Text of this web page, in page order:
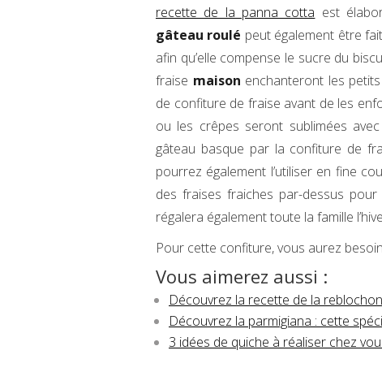
recette de la panna cotta est
gâteau roulé peut également être
afin qu’elle compense le sucre du
fraise maison enchanteront les
de confiture de fraise avant de les
ou les crêpes seront sublimées
gâteau basque par la confiture de
pourrez également l’utiliser en fine
des fraises fraiches par-dessus
régalera également toute la famille
Pour cette confiture, vous aurez besoin
Vous aimerez aussi :
Découvrez la recette de la
Découvrez la parmigiana : cette
3 idées de quiche à réaliser chez